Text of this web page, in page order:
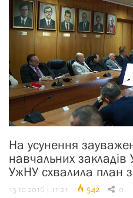
На усунення
навчальних
УжНУ схвалила план
13.10.2016 | 11:21 542 0